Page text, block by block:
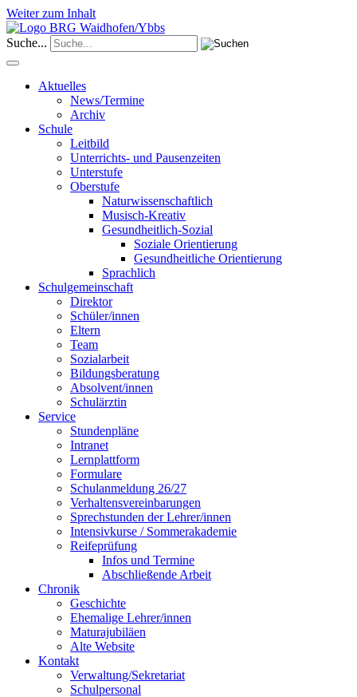
Weiter zum Inhalt
Suche...
Aktuelles
News/Termine
Archiv
Schule
Leitbild
Unterrichts- und Pausenzeiten
Unterstufe
Oberstufe
Naturwissenschaftlich
Musisch-Kreativ
Gesundheitlich-Sozial
Soziale Orientierung
Gesundheitliche Orientierung
Sprachlich
Schulgemeinschaft
Direktor
Schüler/innen
Eltern
Team
Sozialarbeit
Bildungsberatung
Absolvent/innen
Schulärztin
Service
Stundenpläne
Intranet
Lernplattform
Formulare
Schulanmeldung 26/27
Verhaltensvereinbarungen
Sprechstunden der Lehrer/innen
Intensivkurse / Sommerakademie
Reifeprüfung
Infos und Termine
Abschließende Arbeit
Chronik
Geschichte
Ehemalige Lehrer/innen
Maturajubiläen
Alte Website
Kontakt
Verwaltung/Sekretariat
Schulpersonal